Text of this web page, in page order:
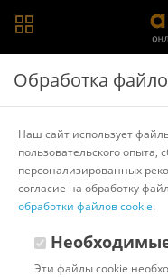
Главная > Каталог товаров
> Lara
Терка Lara LR07-50
Другие товары
Обработка
Наш сайт использует
пользовательского опыта,
персонализированных
согласие на обработку
обработки файлов cookie.
Эти файлы cookie